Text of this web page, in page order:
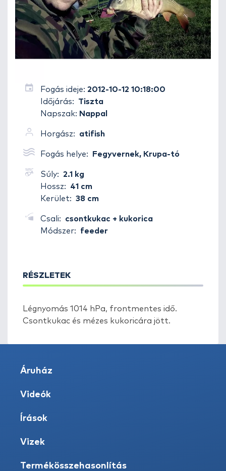
Fogás ideje: 2012-10-12 10:18:00
Időjárás:
Tiszta
Napszak: Nappal
Horgász: atifish
Fogás helye: Fegyvernek, Krupa-tó
Súly: 2.1 kg
Hossz:
41 cm
Kerület: 38 cm
Csali:
csontkukac + kukorica
Módszer:
feeder
RÉSZLETEK
Légnyomás 1014 hPa, frontmentes idő.
Csontkukac és mézes kukoricára jött.
Áruház
Videók
Írások
Vizek
Termékösszehasonlítás